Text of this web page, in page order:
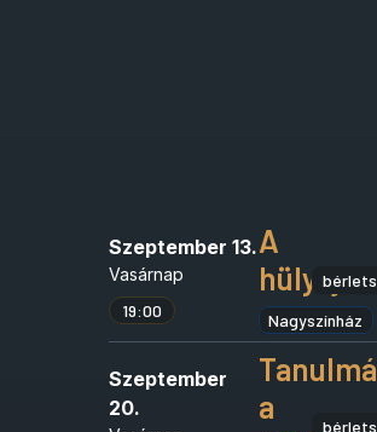
Szeptember 13.
Vasárnap
19:00
A
hülyéje
Nagyszínház
Szeptember
20.
a